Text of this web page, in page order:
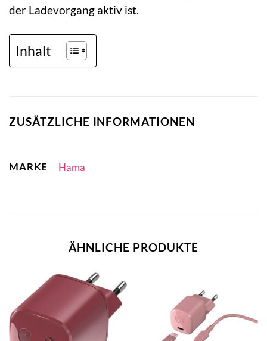
der Ladevorgang aktiv ist.
Inhalt
ZUSÄTZLICHE INFORMATIONEN
MARKE Hama
ÄHNLICHE PRODUKTE